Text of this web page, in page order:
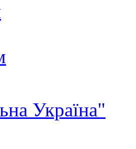
Україна"